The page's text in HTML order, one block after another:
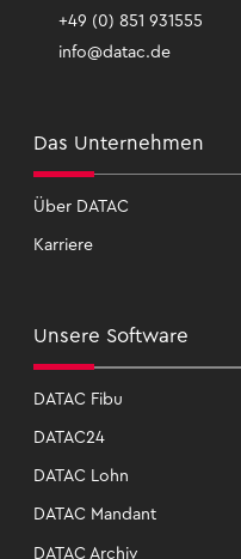
+49 (0) 851 931555
info@datac.de
Das Un­ter­neh­men
Über DATAC
Kar­rie­re
Un­se­re Soft­ware
DATAC Fibu
DATAC24
DATAC Lohn
DATAC Man­dant
DATAC Ar­chiv